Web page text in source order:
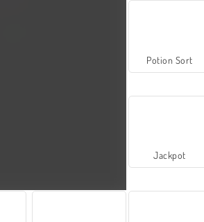
Potion Sort
Jackpot